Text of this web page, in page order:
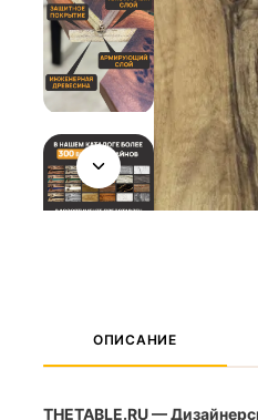
ОПИСАНИЕ
THETABLE.RU —